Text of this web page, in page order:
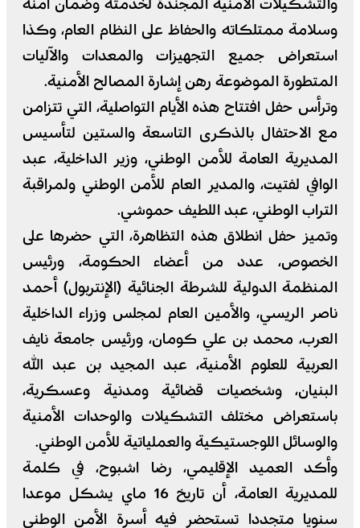
والتشكيلات الأمنية المجندة لخدمته وضمان أمنه
وسلامة ممتلكاته والحفاظ على النظام العام، وكذا
استعراض جميع التجهيزات والمعدات والآليات
المتطورة الموضوعة رهن إشارة المصالح الأمنية.
وترأس حفل افتتاح هذه الأيام التواصلية، التي تتزامن
مع الاحتفال بالذكرى التاسعة والستين لتأسيس
المديرية العامة للأمن الوطني، وزير الداخلية، عبد
الوافي لفتيت، والمدير العام للأمن الوطني ولمراقبة
التراب الوطني، عبد اللطيف حموشي.
وتميز حفل انطلاق هذه التظاهرة، التي حضرها على
الخصوص، عدد من أعضاء الحكومة، ورئيس
المنظمة الدولية للشرطة الجنائية (الإنتربول) أحمد
ناصر الريسي، والأمين العام لمجلس وزراء الداخلية
العرب، محمد بن علي كومان، ورئيس جامعة نايف
العربية للعلوم الأمنية، عبد المجيد بن عبد الله
البنيان، وشخصيات قضائية ومدنية وعسكرية،
باستعراض مختلف التشكيلات والوحدات الأمنية
والوسائل اللوجستيكية والعملياتية للأمن الوطني.
وأكد العميد الإقليمي، رضا اشبوح، في كلمة
للمديرية العامة، أن تاريخ 16 ماي يشكل موعدا
سنويا متجددا تستحضر فيه أسرة الأمن الوطني